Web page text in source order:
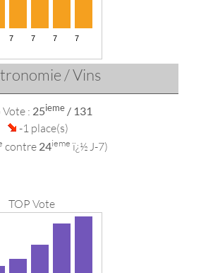
/ Vins
Vote : 25ieme/ 131
-1 place(s)
contre 24ieme ï¿½ J-7)
TOP Vote